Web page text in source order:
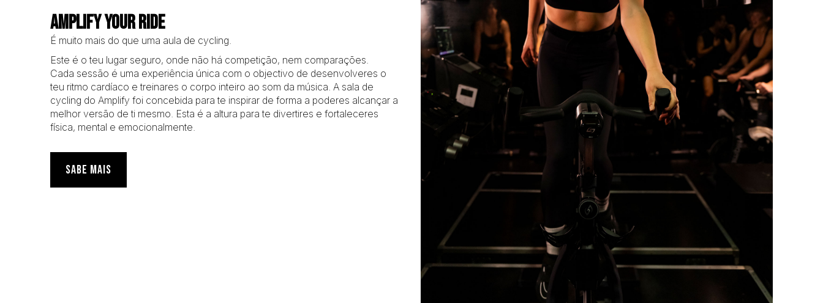
AMPLIFY YOUR RIDE
É muito mais do que uma aula de cycling.
Este é o teu lugar seguro, onde não há competição, nem comparações.
Cada sessão é uma experiência única com o objectivo de desenvolveres o
teu ritmo cardíaco e treinares o corpo inteiro ao som da música. A sala de
cycling do Amplify foi concebida para te inspirar de forma a poderes alcançar a
melhor versão de ti mesmo. Esta é a altura para te divertires e fortaleceres
física, mental e emocionalmente.
SABE MAIS